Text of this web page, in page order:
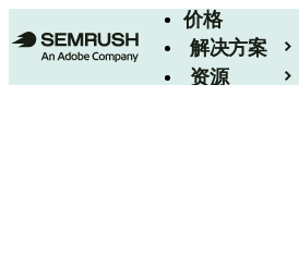
价格
解决方案
资源